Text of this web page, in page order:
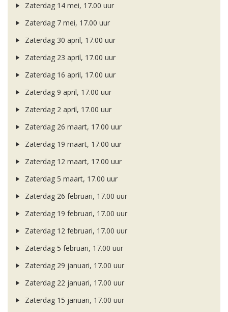
Zaterdag 14 mei, 17.00 uur
Zaterdag 7 mei, 17.00 uur
Zaterdag 30 april, 17.00 uur
Zaterdag 23 april, 17.00 uur
Zaterdag 16 april, 17.00 uur
Zaterdag 9 april, 17.00 uur
Zaterdag 2 april, 17.00 uur
Zaterdag 26 maart, 17.00 uur
Zaterdag 19 maart, 17.00 uur
Zaterdag 12 maart, 17.00 uur
Zaterdag 5 maart, 17.00 uur
Zaterdag 26 februari, 17.00 uur
Zaterdag 19 februari, 17.00 uur
Zaterdag 12 februari, 17.00 uur
Zaterdag 5 februari, 17.00 uur
Zaterdag 29 januari, 17.00 uur
Zaterdag 22 januari, 17.00 uur
Zaterdag 15 januari, 17.00 uur